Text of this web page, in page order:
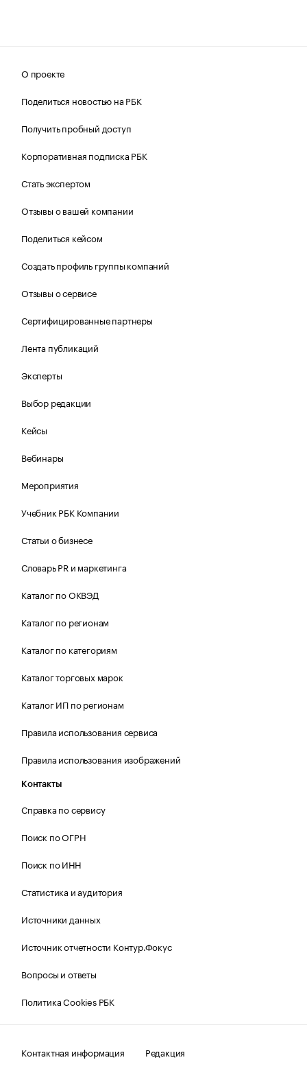
О проекте
Поделиться новостью на РБК
Получить пробный доступ
Корпоративная подписка РБК
Стать экспертом
Отзывы о вашей компании
Поделиться кейсом
Создать профиль группы компаний
Отзывы о сервисе
Сертифицированные партнеры
Лента публикаций
Эксперты
Выбор редакции
Кейсы
Вебинары
Мероприятия
Учебник РБК Компании
Статьи о бизнесе
Словарь PR и маркетинга
Каталог по ОКВЭД
Каталог по регионам
Каталог по категориям
Каталог торговых марок
Каталог ИП по регионам
Правила использования сервиса
Правила использования изображений
Контакты
Справка по сервису
Поиск по ОГРН
Поиск по ИНН
Статистика и аудитория
Источники данных
Источник отчетности Контур.Фокус
Вопросы и ответы
Политика Cookies РБК
Контактная информация
Редакция